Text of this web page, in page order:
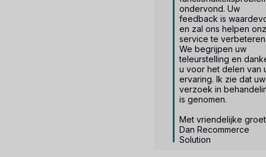
ondervond. Uw
feedback is
en zal ons helpen
service te
We begrijpen uw
teleurstelling en
u voor het delen van
ervaring. Ik zie dat uw
verzoek in
is genomen.
Met vriendelijke
Dan Recommerce
Solution